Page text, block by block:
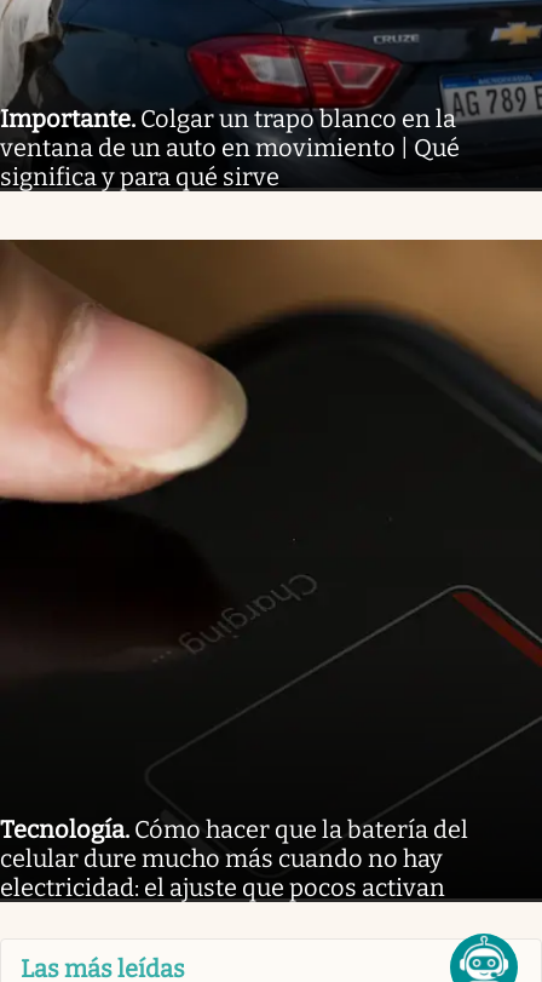
Importante. Colgar un trapo blanco en la
ventana de un auto en movimiento | Qué
significa y para qué sirve
Tecnología. Cómo hacer que la batería del
celular dure mucho más cuando no hay
electricidad: el ajuste que pocos activan
Las más leídas